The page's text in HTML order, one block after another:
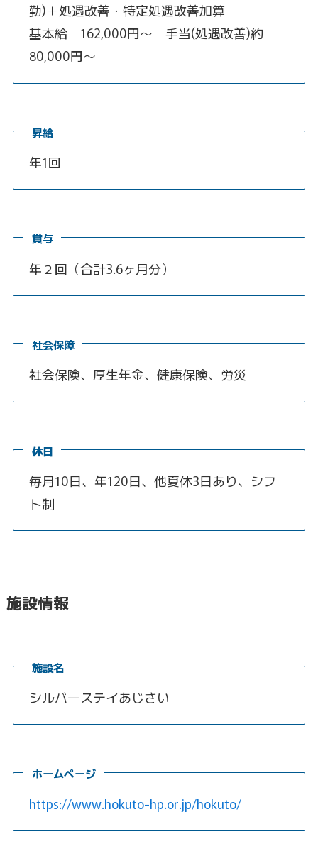
勤)＋処遇改善・特定処遇改善加算
基本給 162,000円～ 手当(処遇改善)約
80,000円～
昇給
年1回
賞与
年２回（合計3.6ヶ月分）
社会保障
社会保険、厚生年金、健康保険、労災
休日
毎月10日、年120日、他夏休3日あり、シフ
ト制
施設情報
施設名
シルバーステイあじさい
ホームページ
https://www.hokuto-hp.or.jp/hokuto/